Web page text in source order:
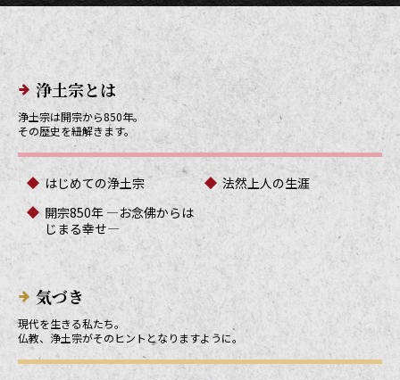
メインメニューリンク
浄土宗とは
浄土宗は開宗から850年。
その歴史を紐解きます。
はじめての浄土宗
法然上人の生涯
開宗850年 ―お念佛からは
じまる幸せ―
気づき
現代を生きる私たち。
仏教、浄土宗がそのヒントとなりますように。